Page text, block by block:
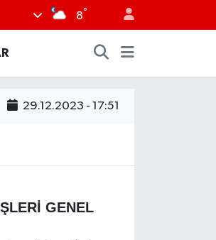
8°
29.12.2023 - 17:51
GENEL